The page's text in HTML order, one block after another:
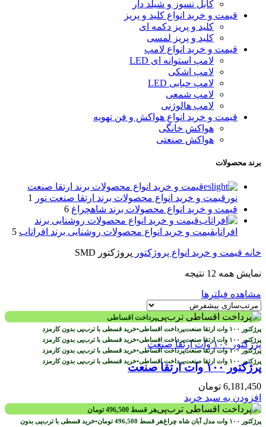
کابل نسوز و شیلد دار
قیمت و خرید انواع کلید و پریز
کلید و پریز دکمه‌ ای
کلید و پریز لمسی
قیمت و خرید انواع لامپ
لامپ استوانه ای LED
لامپ اشکی
لامپ حبابی LED
لامپ شمعی
لامپ هالوژنی
قیمت و خرید انواع هواکش و فن تهویه
هواکش خانگی
هواکش صنعتی
برند محصولات
قیمت و خرید انواع محصولات برند ارتقا صنعت
نور قیمت و خرید انواع محصولات برند ارتقا صنعت نور
1
قیمت و خرید انواع محصولات برند شاهچراغ 6
قیمت و خرید انواع محصولات روشنایی برند
افراتابقیمت و خرید انواع محصولات روشنایی برند افراتاب 5
خانه قیمت و خرید انواع پروژکتور پروژکتور SMD
نمایش همه 12 نتیجه
مشاهده فیلترها
پرداخت اقساطی
پرداخت اقساطی•خرید قسطی با ترب‌پی بدون کارمزد
پرداخت اقساطی•خرید قسطی با ترب‌پی بدون کارمزد
پرداخت اقساطی•خرید قسطی با ترب‌پی بدون کارمزد
پرداخت اقساطی•خرید قسطی با ترب‌پی بدون کارمزد پرژکتور ۱۰۰ وات ارتقا صنعت
6,181,450 تومان
افزودن به سبد خرید
هر قسط 496,500 تومان
هر قسط 496,500 تومان•خرید قسطی با ترب‌پی بدون